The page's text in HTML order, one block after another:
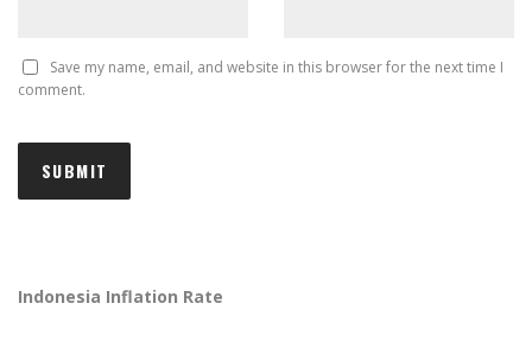
Save my name, email, and website in this browser for the next time I
comment.
Indonesia Inflation Rate